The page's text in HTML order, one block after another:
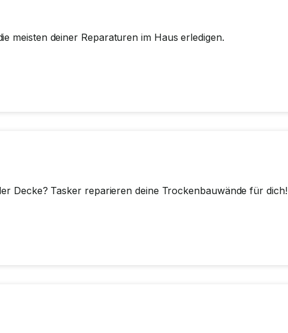
meisten deiner Reparaturen im Haus erledigen.
Decke? Tasker reparieren deine Trockenbauwände für dich!